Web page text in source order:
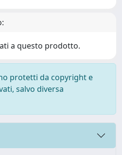
a questo prodotto.
protetti da copyright e
salvo diversa